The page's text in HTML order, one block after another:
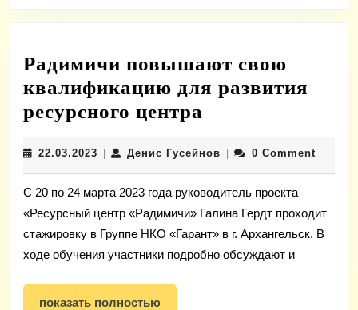
Радимичи повышают свою
квалификацию для развития
ресурсного центра
повышают
свою
для
развития
ресурсного
22.03.2023 22.03.2023
| Денис ГусейновДенис
| 0 Comment
С 20 по 24 марта 2023 года руководитель проекта
«Ресурсный центр «Радимичи» Галина Гердт проходит
стажировку в Группе НКО «Гарант» в г. Архангельск. В
ходе обучения участники подробно обсуждают и
показать полностьюпоказать